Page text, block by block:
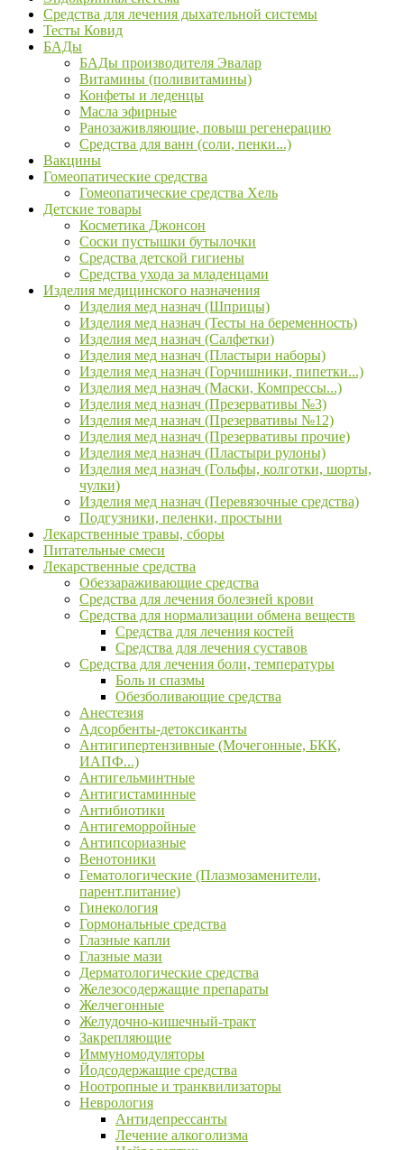
Средства для лечения дыхательной системы
Тесты Ковид
БАДы
БАДы производителя Эвалар
Витамины (поливитамины)
Конфеты и леденцы
Масла эфирные
Ранозаживляющие, повыш регенерацию
Средства для ванн (соли, пенки...)
Вакцины
Гомеопатические средства
Гомеопатические средства Хель
Детские товары
Косметика Джонсон
Соски пустышки бутылочки
Средства детской гигиены
Средства ухода за младенцами
Изделия медицинского назначения
Изделия мед назнач (Шприцы)
Изделия мед назнач (Тесты на беременность)
Изделия мед назнач (Салфетки)
Изделия мед назнач (Пластыри наборы)
Изделия мед назнач (Горчишники, пипетки...)
Изделия мед назнач (Маски, Компрессы...)
Изделия мед назнач (Презервативы №3)
Изделия мед назнач (Презервативы №12)
Изделия мед назнач (Презервативы прочие)
Изделия мед назнач (Пластыри рулоны)
Изделия мед назнач (Гольфы, колготки, шорты,
чулки)
Изделия мед назнач (Перевязочные средства)
Подгузники, пеленки, простыни
Лекарственные травы, сборы
Питательные смеси
Лекарственные средства
Обеззараживающие средства
Средства для лечения болезней крови
Средства для нормализации обмена веществ
Средства для лечения костей
Средства для лечения суставов
Средства для лечения боли, температуры
Боль и спазмы
Обезболивающие средства
Анестезия
Адсорбенты-детоксиканты
Антигипертензивные (Мочегонные, БКК,
ИАПФ...)
Антигельминтные
Антигистаминные
Антибиотики
Антигеморройные
Антипсориазные
Венотоники
Гематологические (Плазмозаменители,
парент.питание)
Гинекология
Гормональные средства
Глазные капли
Глазные мази
Дерматологические средства
Железосодержащие препараты
Желчегонные
Желудочно-кишечный-тракт
Закрепляющие
Иммуномодуляторы
Йодсодержащие средства
Ноотропные и транквилизаторы
Неврология
Антидепрессанты
Лечение алкоголизма